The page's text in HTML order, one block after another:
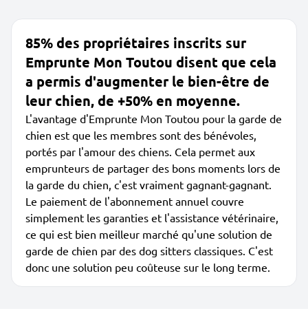
85% des propriétaires inscrits sur
Emprunte Mon Toutou disent que cela
a permis d'augmenter le bien-être de
leur chien, de +50% en moyenne.
L'avantage d'Emprunte Mon Toutou pour la garde de
chien est que les membres sont des bénévoles,
portés par l'amour des chiens. Cela permet aux
emprunteurs de partager des bons moments lors de
la garde du chien, c'est vraiment gagnant-gagnant.
Le paiement de l'abonnement annuel couvre
simplement les garanties et l'assistance vétérinaire,
ce qui est bien meilleur marché qu'une solution de
garde de chien par des dog sitters classiques. C'est
donc une solution peu coûteuse sur le long terme.